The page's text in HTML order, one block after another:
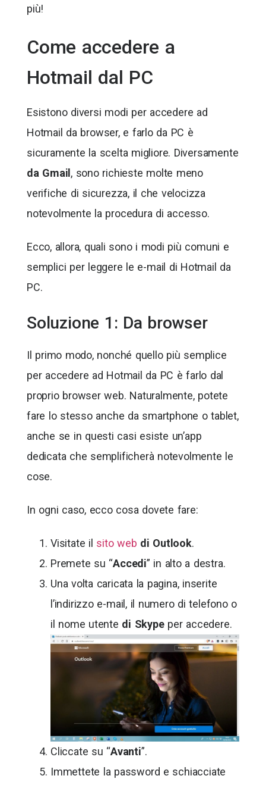
più!
Come accedere a
Hotmail dal PC
Esistono diversi modi per accedere ad
Hotmail da browser, e farlo da PC è
sicuramente la scelta migliore. Diversamente
da Gmail , sono richieste molte meno
verifiche di sicurezza, il che velocizza
notevolmente la procedura di accesso.
Ecco, allora, quali sono i modi più comuni e
semplici per leggere le e-mail di Hotmail da
PC.
Soluzione 1: Da browser
Il primo modo, nonché quello più semplice
per accedere ad Hotmail da PC è farlo dal
proprio browser web. Naturalmente, potete
fare lo stesso anche da smartphone o tablet,
anche se in questi casi esiste un’app
dedicata che semplificherà notevolmente le
cose.
In ogni caso, ecco cosa dovete fare:
Visitate il sito web di Outlook.
Premete su “Accedi” in alto a destra.
Una volta caricata la pagina, inserite
l’indirizzo e-mail, il numero di telefono o
il nome utente di Skypeper accedere.
Cliccate su “Avanti”.
Immettete la password e schiacciate